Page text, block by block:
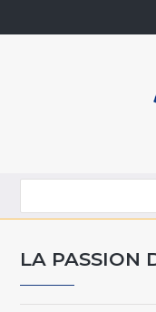
LA PASSION